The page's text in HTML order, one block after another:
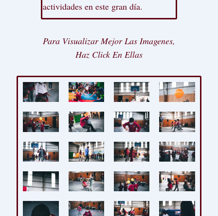
actividades en este gran día.
Para Visualizar Mejor Las Imagenes,
Haz Click En Ellas